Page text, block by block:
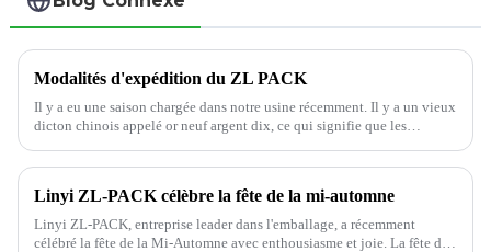
Modalités d'expédition du ZL PACK
Il y a eu une saison chargée dans notre usine récemment. Il y a un vieux
dicton chinois appelé or neuf argent dix, ce qui signifie que les
Linyi ZL-PACK célèbre la fête de la mi-automne
Linyi ZL-PACK, entreprise leader dans l'emballage, a récemment
célébré la fête de la Mi-Automne avec enthousiasme et joie. La fête de